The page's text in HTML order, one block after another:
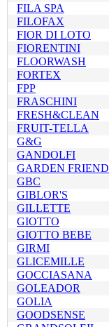
FILA SPA
FILOFAX
FIOR DI LOTO
FIORENTINI
FLOORWASH
FORTEX
FPP
FRASCHINI
FRESH&CLEAN
FRUIT-TELLA
G&G
GANDOLFI
GARDEN FRIEND
GBC
GIBLOR'S
GILLETTE
GIOTTO
GIOTTO BEBE
GIRMI
GLICEMILLE
GOCCIASANA
GOLEADOR
GOLIA
GOODSENSE